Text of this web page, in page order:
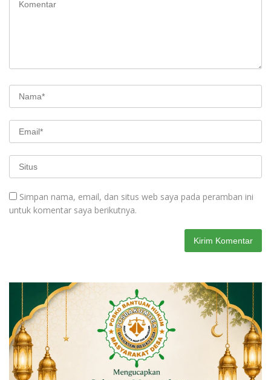
Simpan nama, email, dan situs web saya pada peramban ini
untuk komentar saya berikutnya.